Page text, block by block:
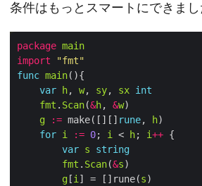
条件はもっとスマートにできまし
package main
import
"fmt"
func main
var
h, w, sy, sx int
fmt . Scan(&h, &w
g
:= make([][] rune, h
for i := 0; i < h; i++
var s
string
fmt . Scan(&s
g [i ] = []rune(s